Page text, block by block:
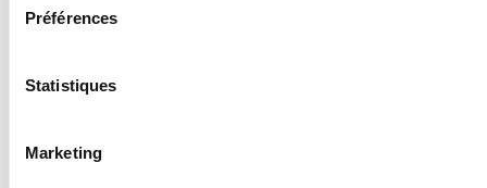
Préférences
Statistiques
Marketing